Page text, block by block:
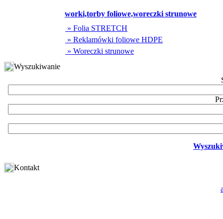
worki,torby foliowe,woreczki strunowe
» Folia STRETCH
» Reklamówki foliowe HDPE
» Woreczki strunowe
Wyszukiwanie
Kontakt